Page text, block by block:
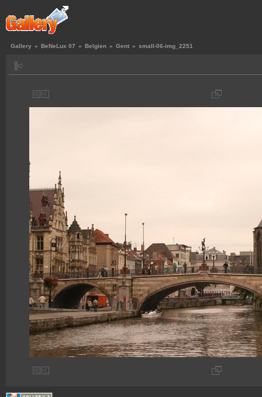
Gallery » BeNeLux 07 » Belgien » Gent » small-06-img_2251